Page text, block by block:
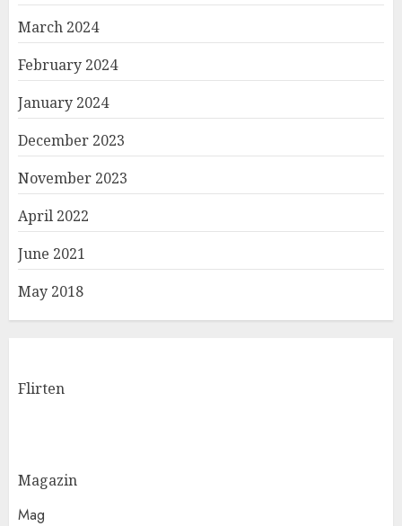
March 2024
February 2024
January 2024
December 2023
November 2023
April 2022
June 2021
May 2018
Flirten
Magazin
Mag